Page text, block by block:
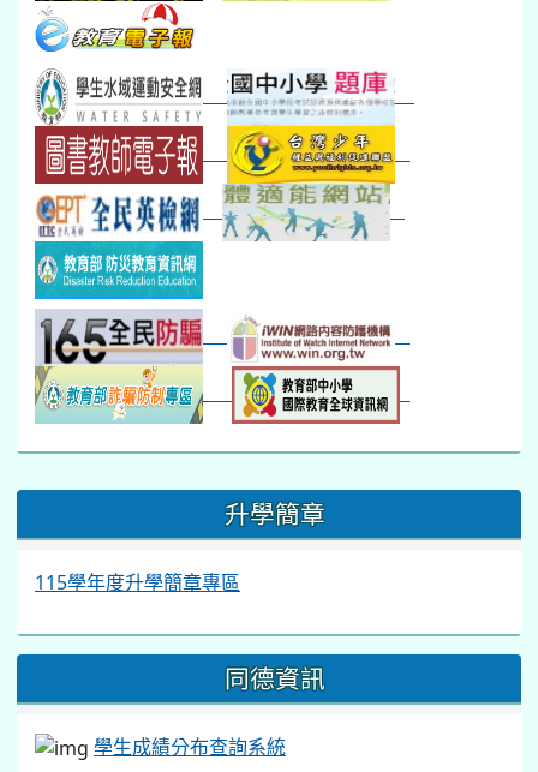
本週_友善校園週收學生證、換補教科...
本週_圖書館開放借...
開學日
第一週
超額比序暨免試入學...
::: 升學簡章
115學年度升學簡章專區
同德資訊
學生成績分布查詢系統